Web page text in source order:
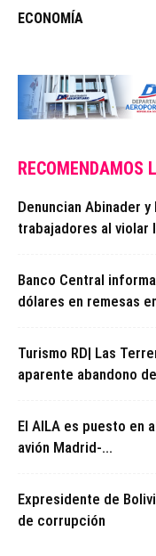
ECONOMÍA
RECOMENDAMOS
Denuncian Abinader
trabajadores al violar
Banco Central
dólares en remesas
Turismo RD| Las
aparente abandono
El AILA es puesto en
avión Madrid-...
Expresidente de
de corrupción